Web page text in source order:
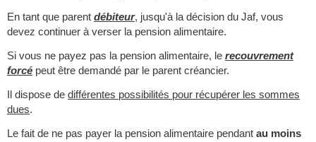
En tant que parent débiteur, jusqu'à la décision du Jaf, vous
devez continuer à verser la pension alimentaire.
Si vous ne payez pas la pension alimentaire, le recouvrement
forcé peut être demandé par le parent créancier.
Il dispose de différentes possibilités pour récupérer les sommes
dues.
Le fait de ne pas payer la pension alimentaire pendant au moins